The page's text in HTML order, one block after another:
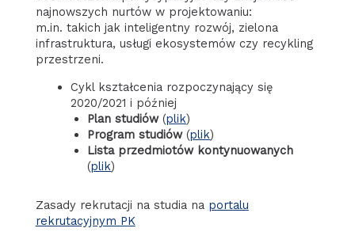
najnowszych nurtów w projektowaniu:
m.in. takich jak inteligentny rozwój, zielona
infrastruktura, usługi ekosystemów czy recykling
przestrzeni.
Cykl kształcenia rozpoczynający się
2020/2021 i później
Plan studiów(plik)
Program studiów(plik)
Lista przedmiotów kontynuowanych
(plik)
Zasady rekrutacji na studia na portalu
rekrutacyjnym PK